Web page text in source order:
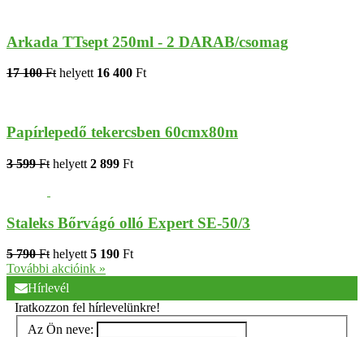
Arkada TTsept 250ml - 2 DARAB/csomag
17 100 Ft helyett 16 400 Ft
Papírlepedő tekercsben 60cmx80m
3 599 Ft helyett 2 899 Ft
Staleks Bőrvágó olló Expert SE-50/3
5 790 Ft helyett 5 190 Ft
További akcióink »
Hírlevél
Iratkozzon fel hírlevelünkre!
Az Ön neve: